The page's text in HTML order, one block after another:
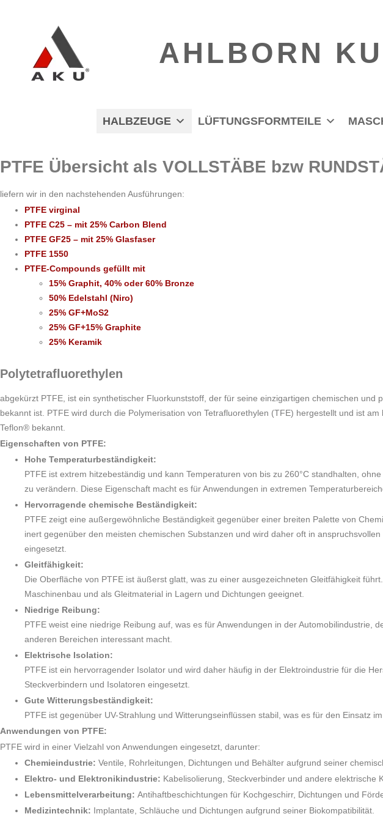
AHLBORN
HALBZEUGE LÜFTUNGSFORMTEILE
PTFE Übersicht als VOLLSTÄBE bzw
liefern wir in den nachstehenden Ausführungen:
PTFE virginal
PTFE C25 – mit 25% Carbon Blend
PTFE GF25 – mit 25% Glasfaser
PTFE 1550
PTFE-Compounds gefüllt mit
15% Graphit, 40% oder 60% Bronze
50% Edelstahl (Niro)
25% GF+MoS2
25% GF+15% Graphite
25% Keramik
Polytetrafluorethylen
abgekürzt PTFE, ist ein synthetischer Fluorkunststoff, der für seine einzigartigen chemischen und
bekannt ist. PTFE wird durch die Polymerisation von Tetrafluorethylen (TFE) hergestellt und ist
Teflon® bekannt.
Eigenschaften von PTFE:
Hohe Temperaturbeständigkeit:
PTFE ist extrem hitzebeständig und kann Temperaturen von bis zu 260°C standhalten,
zu verändern. Diese Eigenschaft macht es für Anwendungen in extremen
Hervorragende chemische Beständigkeit:
PTFE zeigt eine außergewöhnliche Beständigkeit gegenüber einer breiten Palette von
inert gegenüber den meisten chemischen Substanzen und wird daher oft in
eingesetzt.
Gleitfähigkeit:
Die Oberfläche von PTFE ist äußerst glatt, was zu einer ausgezeichneten Gleitfähigkeit
Maschinenbau und als Gleitmaterial in Lagern und Dichtungen geeignet.
Niedrige Reibung:
PTFE weist eine niedrige Reibung auf, was es für Anwendungen in der Automobilindustrie,
anderen Bereichen interessant macht.
Elektrische Isolation:
PTFE ist ein hervorragender Isolator und wird daher häufig in der Elektroindustrie für die
Steckverbindern und Isolatoren eingesetzt.
Gute Witterungsbeständigkeit:
PTFE ist gegenüber UV-Strahlung und Witterungseinflüssen stabil, was es für den Einsatz
Anwendungen von PTFE:
PTFE wird in einer Vielzahl von Anwendungen eingesetzt, darunter:
Chemieindustrie: Ventile, Rohrleitungen, Dichtungen und Behälter aufgrund seiner
Elektro- und Elektronikindustrie: Kabelisolierung, Steckverbinder und andere elektrische
Lebensmittelverarbeitung: Antihaftbeschichtungen für Kochgeschirr, Dichtungen und
Medizintechnik: Implantate, Schläuche und Dichtungen aufgrund seiner Biokompatibilität.